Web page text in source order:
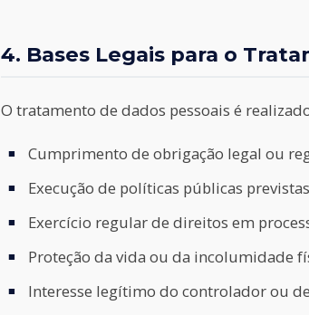
4. Bases Legais para o
O tratamento de dados pessoais é
Cumprimento de obrigação legal ou
Execução de políticas públicas
Exercício regular de direitos em
Proteção da vida ou da incolumidade
Interesse legítimo do controlador ou